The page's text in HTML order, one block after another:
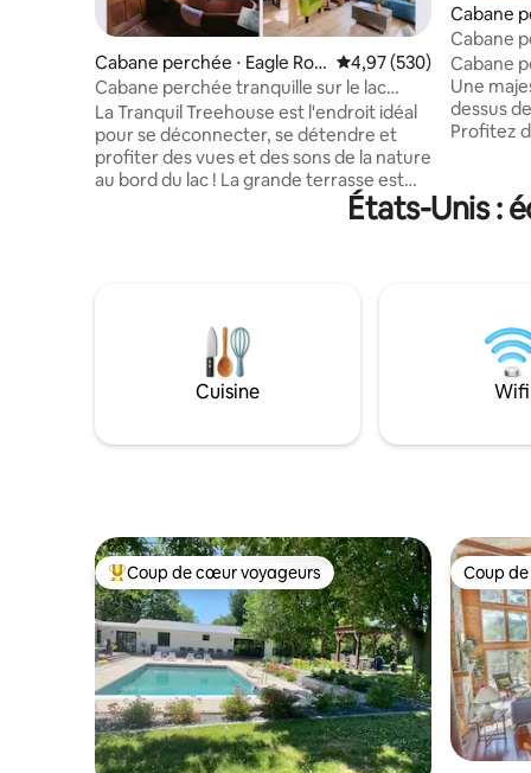
Cabane perchée ⋅ Eagle Roc
k
Évaluation moyenne
4,97 (530)
Cabane perchée tranquille sur le lac
Table Rock
La Tranquil Treehouse est l'endroit idéal
pour se déconnecter, se détendre et
profiter des vues et des sons de la nature
au bord du lac ! La grande terrasse est
l'endroit idéal pour lire un livre, faire des
grillades ou profiter d'une tasse de café
seulement 150 mètres de la maison.
Nous avons 2 kayaks pour les voyageurs
sur des chariots pour la courte
promenade jusqu'au rivage. Venez
fait la renommée de ce lac !
Cabane
Cabane
pins
Cabane
Une
dessus
Profitez
briques. Cette charmante cabane dans
les
boisée
de
États-Unis :
Cuisine Wifi
Coups de cœur voyageurs les plus appréciés
Coup de cœur voyageurs Coup
Coup